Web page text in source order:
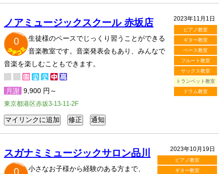
2023年11月1日
ピアノ教室
ギター教室
ベース教室
フルート教室
サックス教室
トランペット教室
ドラム教室
ノアミュージックスクール 赤坂店
0
生徒様のペースでじっくり習うことができる
音楽教室です。音楽発表会もあり、みんなで
音楽を楽しむこともできます。
月謝 9,900 円～
東京都港区赤坂3-13-11-2F
2023年10月19日
ピアノ教室
ギター教室
スガナミミュージックサロン品川
0
小さなお子様から経験のある方まで、